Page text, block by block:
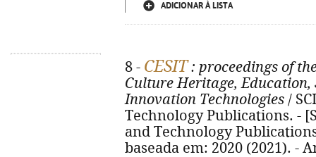
ADICIONAR À LISTA
8 - CESIT: proceedings of
Culture Heritage,
Innovation Technologies /
Technology Publications. -
and Technology
baseada em: 2020 (2021). -